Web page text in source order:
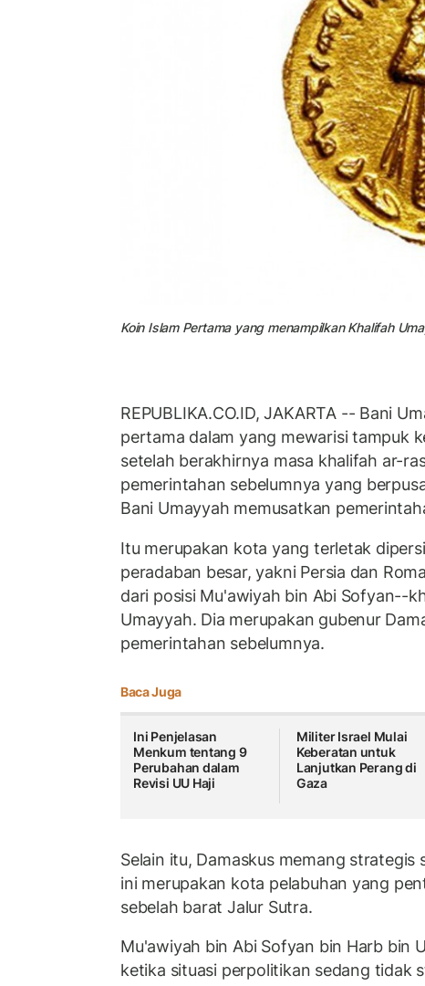
Koin Islam Pertama yang menampilkan Khalifah
REPUBLIKA.CO.ID, JAKARTA -- Bani
pertama dalam yang mewarisi tampuk
setelah berakhirnya masa khalifah ar-
pemerintahan sebelumnya yang
Bani Umayyah memusatkan
Itu merupakan kota yang terletak
peradaban besar, yakni Persia dan
dari posisi Mu'awiyah bin Abi Sofyan--
Umayyah. Dia merupakan gubenur
pemerintahan sebelumnya.
Baca Juga
Ini Penjelasan
Menkum tentang 9
Perubahan dalam
Revisi UU Haji
Militer Israel Mulai
Keberatan untuk
Lanjutkan Perang di
Gaza
Selain itu, Damaskus memang strategis
ini merupakan kota pelabuhan yang
sebelah barat Jalur Sutra.
Mu'awiyah bin Abi Sofyan bin Harb bin
ketika situasi perpolitikan sedang tidak